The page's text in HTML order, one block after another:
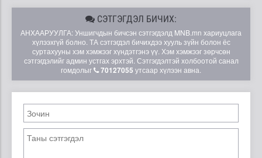
СЭТГЭГДЭЛ БИЧИХ:
АНХААРУУЛГА: Уншигчдын бичсэн сэтгэгдэлд MNB.mn хариуцлага
хүлээхгүй болно. ТА сэтгэгдэл бичихдээ хууль зүйн болон ёс
суртахууны хэм хэмжээг хүндэтгэнэ үү. Хэм хэмжээг зөрчсөн
сэтгэгдэлийг админ устгах эрхтэй. Сэтгэгдэлтэй холбоотой санал
гомдолыг
70127055 утсаар хүлээн авна.